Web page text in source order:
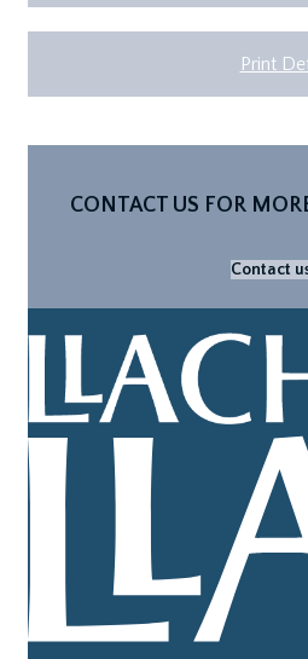
Print
CONTACT US FOR
Contact